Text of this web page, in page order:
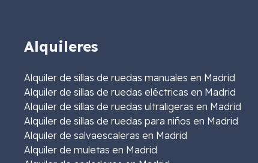
Alquileres
Alquiler de sillas de ruedas manuales en Madrid
Alquiler de sillas de ruedas eléctricas en Madrid
Alquiler de sillas de ruedas ultraligeras en Madrid
Alquiler de sillas de ruedas para niños en Madrid
Alquiler de salvaescaleras en Madrid
Alquiler de muletas en Madrid